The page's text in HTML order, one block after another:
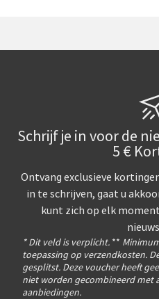
Schrijf je in voor de
5 €
Ontvang exclusieve
in te schrijven, gaat u
kunt zich op elk
* Dit veld is verplicht. **
toepassing op verzendkosten.
gesplitst. Deze voucher heeft
niet worden gecombineerd met
aanbiedingen.